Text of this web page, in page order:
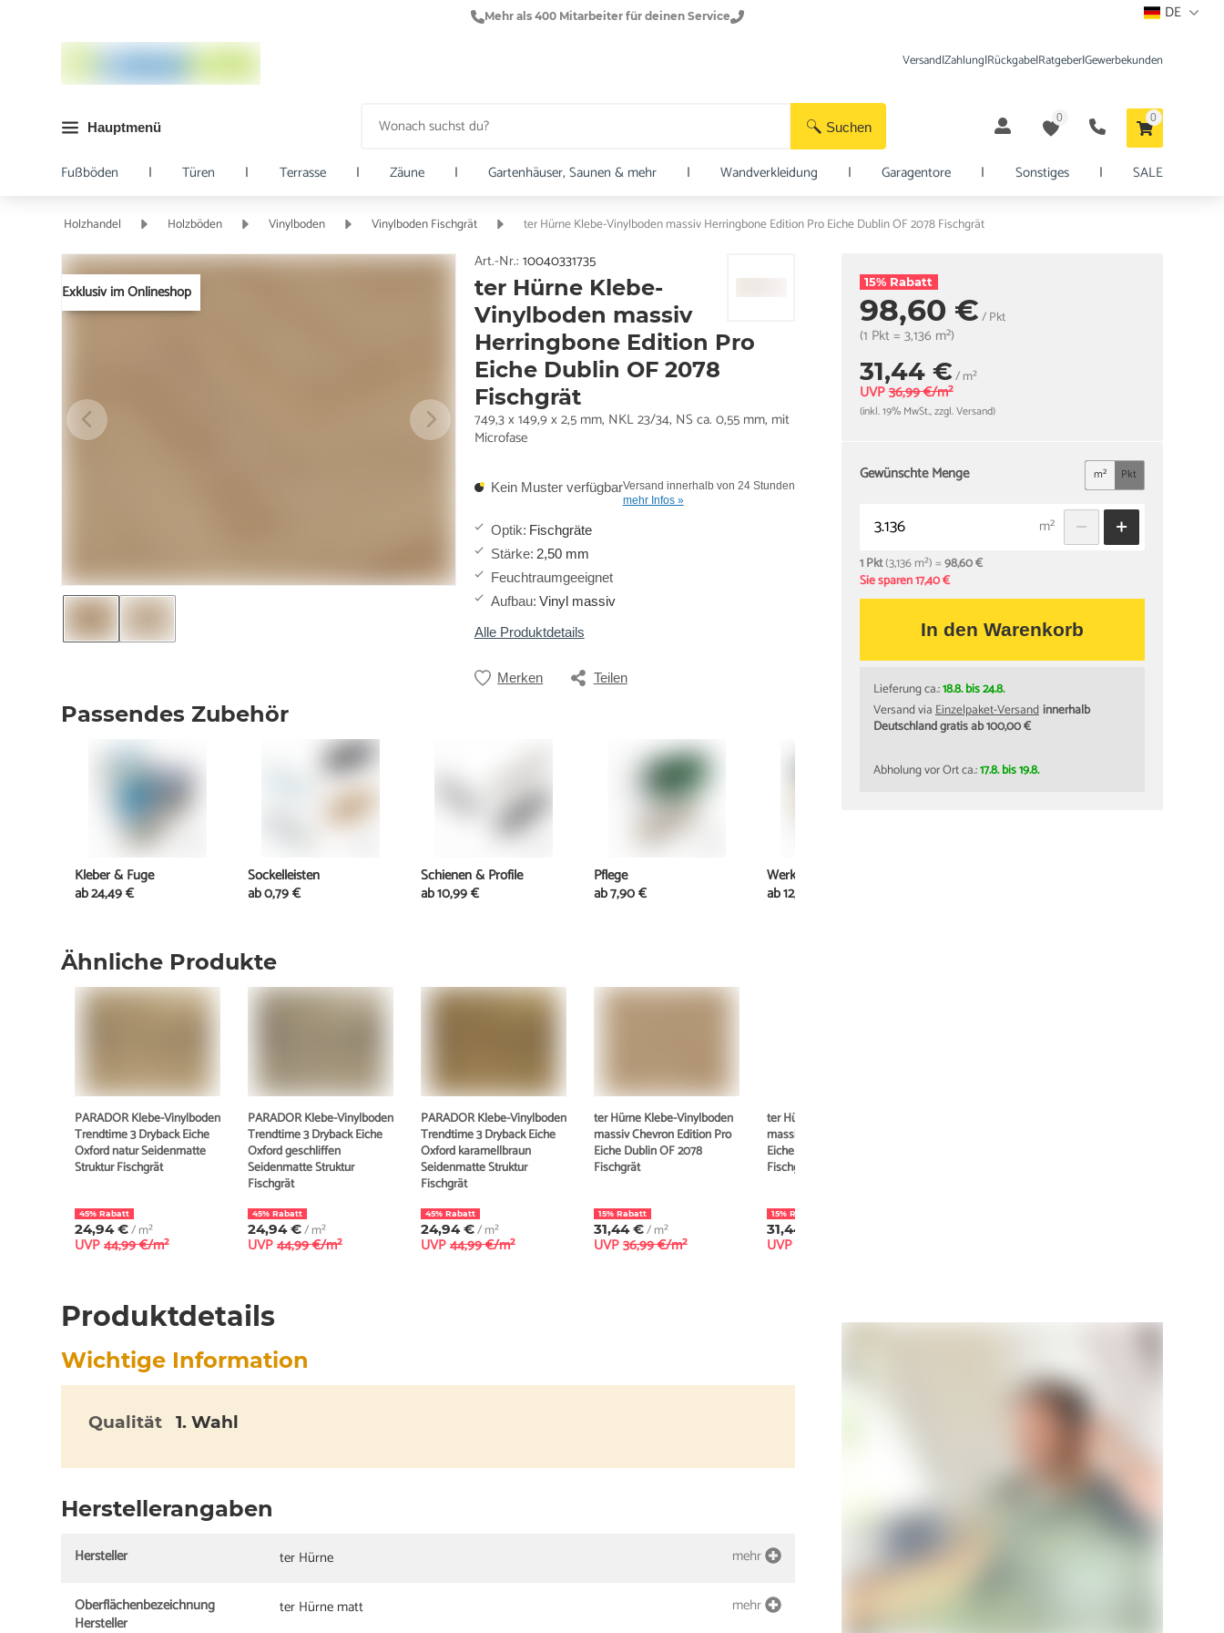
Mehr als 400 Mitarbeiter für deinen Service DE
Suchen
Versand|Zahlung|Rückgabe|Ratgeber|Gewerbekunden
Hauptmenü
0 0
Fußböden | Türen | Terrasse | Zäune | Gartenhäuser, Saunen & mehr | Wandverkleidung | Garagentore | Sonstiges | SALE
Holzhandel Holzböden Vinylboden Vinylboden Fischgrät ter Hürne Klebe-Vinylboden massiv Herringbone Edition Pro Eiche Dublin OF 2078 Fischgrät
Exklusiv im Onlineshop
Art.-Nr.: 10040331735
ter Hürne Klebe-
Vinylboden massiv
Herringbone Edition Pro
Eiche Dublin OF 2078
Fischgrät
749,3 x 149,9 x 2,5 mm, NKL 23/34, NS ca. 0,55 mm, mit
Microfase
Kein Muster verfügbarVersand innerhalb von 24 Stunden
mehr Infos »
Optik: Fischgräte
Stärke: 2,50 mm
Feuchtraumgeeignet
Aufbau: Vinyl massiv
Alle Produktdetails
Merken Teilen
15% Rabatt
98,60 €/ Pkt
(1 Pkt = 3,136 m²)
31,44 €/ m²
UVP 36,99 €/m²
(inkl. 19% MwSt., zzgl. Versand)
Gewünschte Menge m² Pkt
m²
1 Pkt(3,136 m²) =98,60 €
Sie sparen 17,40 €
In den Warenkorb
Lieferung ca.:18.8. bis 24.8.
Versand viaEinzelpaket-Versandinnerhalb
Deutschland gratis ab 100,00 €
Abholung vor Ort ca.:17.8. bis 19.8.
Ähnliche Produkte
PARADOR Klebe-Vinylboden
Trendtime 3 Dryback Eiche
Oxford natur Seidenmatte
Struktur Fischgrät
45% Rabatt
24,94 €/ m²
UVP 44,99 €/m²
PARADOR Klebe-Vinylboden
Trendtime 3 Dryback Eiche
Oxford geschliffen
Seidenmatte Struktur
Fischgrät
45% Rabatt
24,94 €/ m²
UVP 44,99 €/m²
PARADOR Klebe-Vinylboden
Trendtime 3 Dryback Eiche
Oxford karamellbraun
Seidenmatte Struktur
Fischgrät
45% Rabatt
24,94 €/ m²
UVP 44,99 €/m²
ter Hürne Klebe-Vinylboden
massiv Chevron Edition Pro
Eiche Dublin OF 2078
Fischgrät
15% Rabatt
31,44 €/ m²
UVP 36,99 €/m²
ter Hürne Klebe-Vinylboden
massiv Chevron Edition Pro
Eiche York OF 2036
Fischgrät
15% Rabatt
31,44 €
UVP
Produktdetails
Wichtige Information
Qualität 1. Wahl
Herstellerangaben
Hersteller ter Hürne mehr
Oberflächenbezeichnung
Hersteller
ter Hürne matt mehr
Passendes Zubehör
Kleber & Fuge
ab24,49 €
Sockelleisten
ab0,79 €
Schienen & Profile
ab10,99 €
Pflege
ab7,90 €
Werkzeuge
ab12,49 €